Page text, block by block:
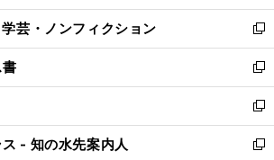
開
く
ウ
で
開
く
ン
ド
ウ
で
開
く
ウ
ィ
ン
ド
ウ
で
開
く
芸・ノンフィクション
新
し
い
ウ
ィ
ン
ド
新
し
い
ウ
ィ
新
し
い
- 知の水先案内人
新